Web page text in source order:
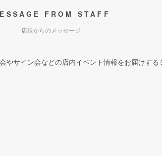
FROM STAFF
店長からのメッセージ
やサイン会などの店内イベント情報をお届けする